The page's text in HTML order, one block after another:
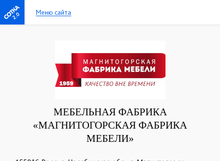
2.0 Меню сайта
МЕБЕЛЬНАЯ ФАБРИКА
«МАГНИТОГОРСКАЯ ФАБРИКА
МЕБЕЛИ»